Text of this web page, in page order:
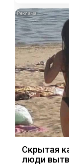
Скрытая
люди